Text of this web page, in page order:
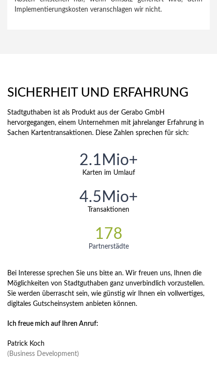
Implementierungskosten veranschlagen wir nicht.
SICHERHEIT UND ERFAHRUNG
Stadtguthaben ist als Produkt aus der Gerabo GmbH
hervorgegangen, einem Unternehmen mit jahrelanger Erfahrung in
Sachen Kartentransaktionen. Diese Zahlen sprechen für sich:
2.1Mio+
Karten im Umlauf
4.5Mio+
Transaktionen
178
Partnerstädte
Bei Interesse sprechen Sie uns bitte an. Wir freuen uns, Ihnen die
Möglichkeiten von Stadtguthaben ganz unverbindlich vorzustellen.
Sie werden überrascht sein, wie günstig wir Ihnen ein vollwertiges,
digitales Gutscheinsystem anbieten können.
Ich freue mich auf Ihren Anruf:
Patrick Koch
(Business Development)